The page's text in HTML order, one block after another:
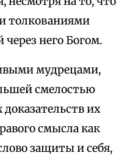
толкованиями
него Богом.
мудрецами,
смелостью
их
смысла как
защиты и себя,